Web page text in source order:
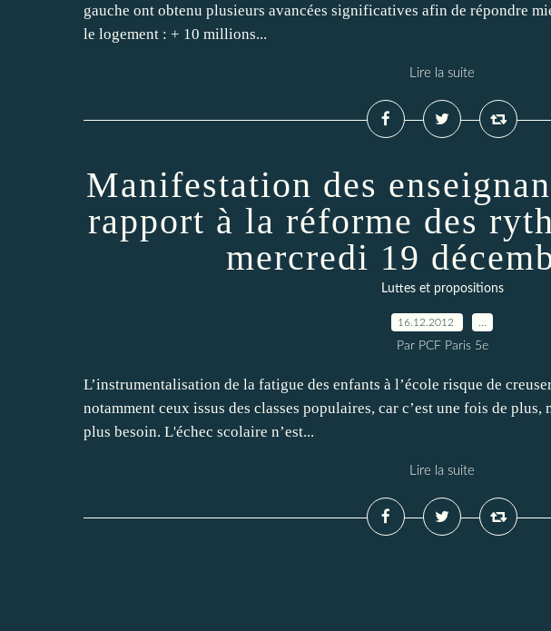
gauche ont obtenu plusieurs avancées significatives afin de répondre
le logement : + 10 millions...
Lire la suite
Manifestation des
rapport à la réforme des
mercredi 19
Luttes et propositions
16.12.2012
Par PCF Paris 5e
L’instrumentalisation de la fatigue des enfants à l’école risque de
notamment ceux issus des classes populaires, car c’est une fois de
plus besoin. L'échec scolaire n’est...
Lire la suite